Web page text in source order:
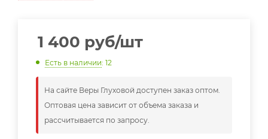
1 400 руб/шт
Есть в наличии: 12
На сайте Веры Глуховой доступен заказ оптом.
Оптовая цена зависит от объема заказа и
рассчитывается по запросу.